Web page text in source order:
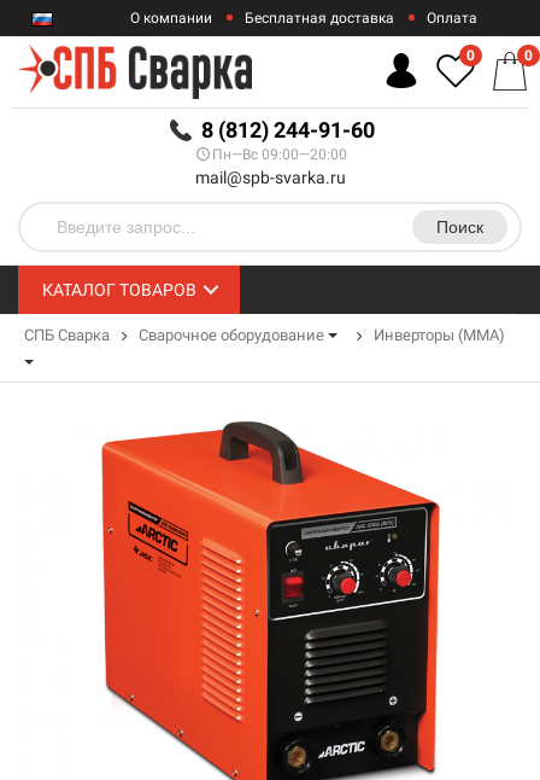
RUB
О компании Бесплатная доставка Оплата
Гарантии
8 (812) 244-91-60
Пн—Вс 09:00—20:00
mail@spb-svarka.ru
Поиск
0 0
КАТАЛОГ ТОВАРОВ
СПБ Сварка Сварочное оборудование Инверторы (MMA)